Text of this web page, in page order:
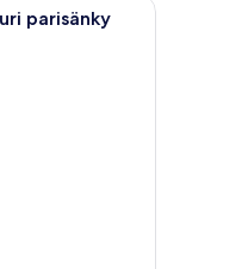
parisänky